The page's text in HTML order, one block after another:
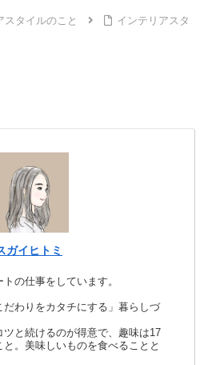
スタイルのこと
インテリアスタ
ガイヒトミ
の仕事をしています。
わりをカタチにする」暮らしづ
と続けるのが得意で、趣味は17
。美味しいものを食べることと